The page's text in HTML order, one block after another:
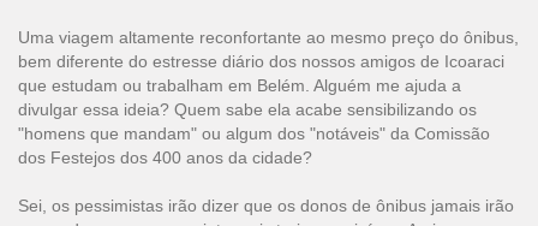
Uma viagem altamente reconfortante ao mesmo preço do ônibus,
bem diferente do estresse diário dos nossos amigos de Icoaraci
que estudam ou trabalham em Belém. Alguém me ajuda a
divulgar essa ideia? Quem sabe ela acabe sensibilizando os
"homens que mandam" ou algum dos "notáveis" da Comissão
dos Festejos dos 400 anos da cidade?
Sei, os pessimistas irão dizer que os donos de ônibus jamais irão